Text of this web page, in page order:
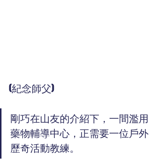
(紀念師父)
剛巧在山友的介紹下，一間濫用
藥物輔導中心，正需要一位戶外
歷奇活動教練。